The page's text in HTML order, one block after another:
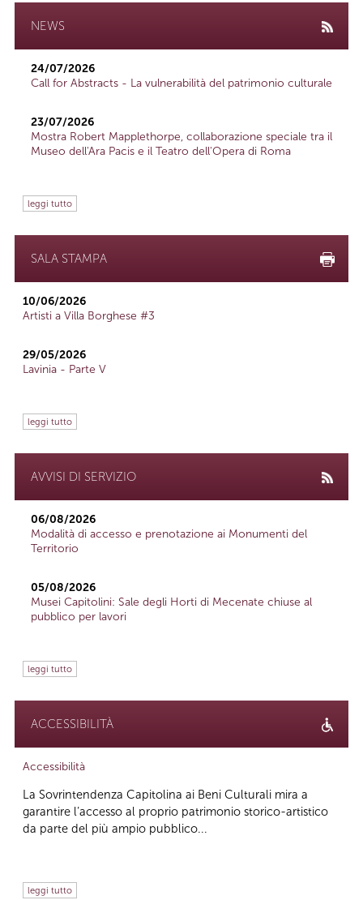
NEWS
24/07/2026
Call for Abstracts - La vulnerabilità del patrimonio culturale
23/07/2026
Mostra Robert Mapplethorpe, collaborazione speciale tra il
Museo dell'Ara Pacis e il Teatro dell'Opera di Roma
leggi tutto
SALA STAMPA
10/06/2026
Artisti a Villa Borghese #3
29/05/2026
Lavinia - Parte V
leggi tutto
AVVISI DI SERVIZIO
06/08/2026
Modalità di accesso e prenotazione ai Monumenti del
Territorio
05/08/2026
Musei Capitolini: Sale degli Horti di Mecenate chiuse al
pubblico per lavori
leggi tutto
ACCESSIBILITÀ
Accessibilità
La Sovrintendenza Capitolina ai Beni Culturali mira a
garantire l’accesso al proprio patrimonio storico-artistico
da parte del più ampio pubblico...
leggi tutto